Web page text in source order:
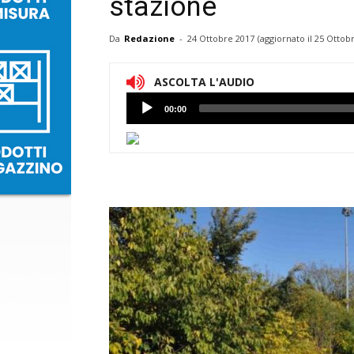
stazione
Da Redazione - 24 Ottobre 2017 (aggiornato il 25
ASCOLTA L'AUDIO
Lettore
Audio
00:00